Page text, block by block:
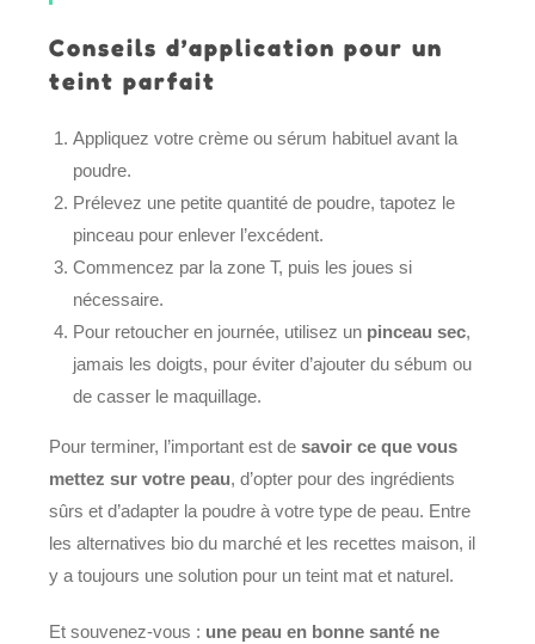
Conseils d’application pour un
teint parfait
Appliquez votre crème ou sérum habituel avant la
poudre.
Prélevez une petite quantité de poudre, tapotez le
pinceau pour enlever l’excédent.
Commencez par la zone T, puis les joues si
nécessaire.
Pour retoucher en journée, utilisez un pinceau sec,
jamais les doigts, pour éviter d’ajouter du sébum ou
de casser le maquillage.
Pour terminer, l’important est desavoir ce que vous
mettez sur votre peau, d’opter pour des ingrédients
sûrs et d’adapter la poudre à votre type de peau. Entre
les alternatives bio du marché et les recettes maison, il
y a toujours une solution pour un teint mat et naturel.
Et souvenez-vous : une peau en bonne santé ne